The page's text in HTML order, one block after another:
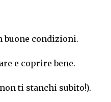
buone condizioni.
e coprire bene.
ti stanchi subito!).